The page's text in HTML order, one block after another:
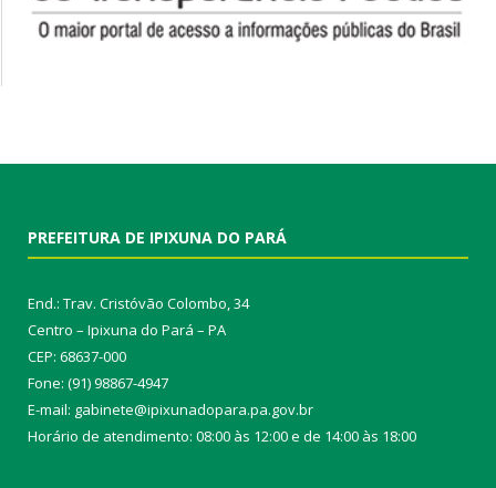
PREFEITURA DE IPIXUNA DO PARÁ
End.: Trav. Cristóvão Colombo, 34
Centro – Ipixuna do Pará – PA
CEP: 68637-000
Fone: (91) 98867-4947
E-mail: gabinete@ipixunadopara.pa.gov.br
Horário de atendimento: 08:00 às 12:00 e de 14:00 às 18:00